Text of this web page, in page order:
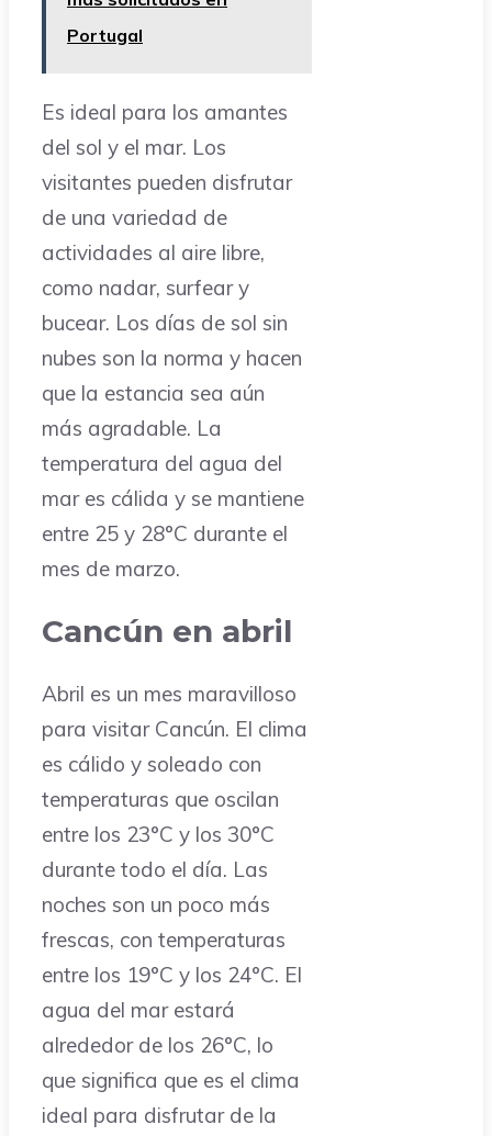
Portugal
Es ideal para los amantes
del sol y el mar. Los
visitantes pueden disfrutar
de una variedad de
actividades al aire libre,
como nadar, surfear y
bucear. Los días de sol sin
nubes son la norma y hacen
que la estancia sea aún
más agradable. La
temperatura del agua del
mar es cálida y se mantiene
entre 25 y 28°C durante el
mes de marzo.
Cancún en abril
Abril es un mes maravilloso
para visitar Cancún. El clima
es cálido y soleado con
temperaturas que oscilan
entre los 23°C y los 30°C
durante todo el día. Las
noches son un poco más
frescas, con temperaturas
entre los 19°C y los 24°C. El
agua del mar estará
alrededor de los 26°C, lo
que significa que es el clima
ideal para disfrutar de la